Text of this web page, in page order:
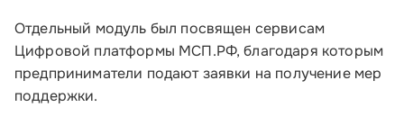
Почтовый адрес:
109012, г. Москва, Славянская площадь, д.4,
стр.1
Отдельный модуль был посвящен сервисам
Цифровой платформы МСП.РФ, благодаря которым
предприниматели подают заявки на получение мер
поддержки.